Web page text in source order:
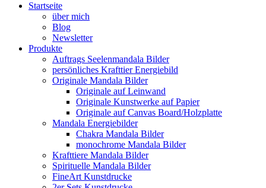
Startseite
über mich
Blog
Newsletter
Produkte
Auftrags Seelenmandala Bilder
persönliches Krafttier Energiebild
Originale Mandala Bilder
Originale auf Leinwand
Originale Kunstwerke auf Papier
Originale auf Canvas Board/Holzplatte
Mandala Energiebilder
Chakra Mandala Bilder
monochrome Mandala Bilder
Krafttiere Mandala Bilder
Spirituelle Mandala Bilder
FineArt Kunstdrucke